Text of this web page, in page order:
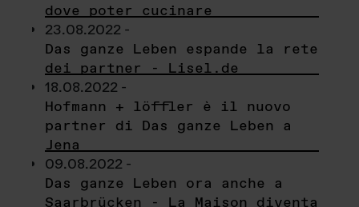
dove poter cucinare
23.08.2022 -
Das ganze Leben espande la rete
dei partner - Lisel.de
18.08.2022 -
Hofmann + löffler è il nuovo
partner di Das ganze Leben a
Jena
09.08.2022 -
Das ganze Leben ora anche a
Saarbrücken - La Maison diventa